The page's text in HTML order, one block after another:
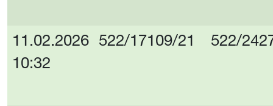
11.02.2026
10:32
522/17109/21 522/